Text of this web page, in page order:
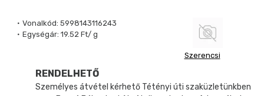
Vonalkód: 5998143116243
Egységár: 19.52 Ft/ g
Szerencsi
RENDELHETŐ
Személyes átvétel kérhető Tétényi úti szaküzletünkben